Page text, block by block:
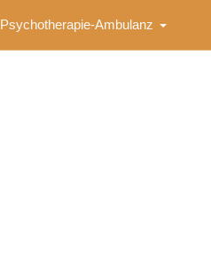
Psychotherapie-Ambulanz